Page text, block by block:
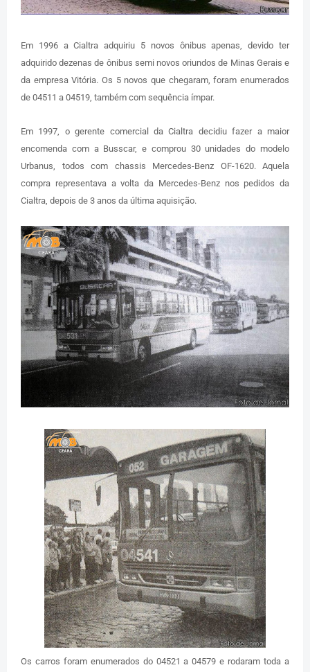
Em 1996 a Cialtra adquiriu 5 novos ônibus apenas, devido ter
adquirido dezenas de ônibus semi novos oriundos de Minas Gerais e
da empresa Vitória. Os 5 novos que chegaram, foram enumerados
de 04511 a 04519, também com sequência ímpar.
Em 1997, o gerente comercial da Cialtra decidiu fazer a maior
encomenda com a Busscar, e comprou 30 unidades do modelo
Urbanus, todos com chassis Mercedes-Benz OF-1620. Aquela
compra representava a volta da Mercedes-Benz nos pedidos da
Cialtra, depois de 3 anos da última aquisição.
Os carros foram enumerados do 04521 a 04579 e rodaram toda a